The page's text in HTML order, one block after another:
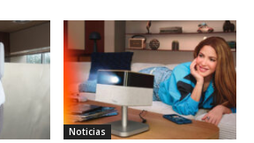
Noticias